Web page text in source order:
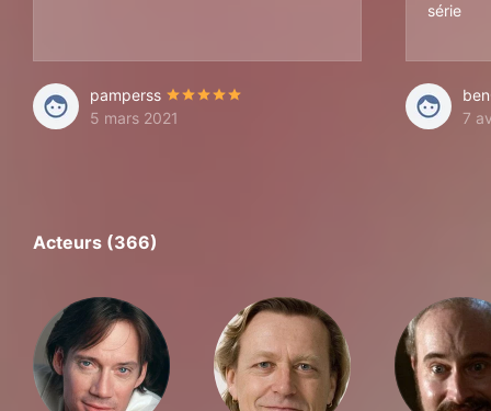
pamperss
5 mars 2021
série
7
Acteurs (366)